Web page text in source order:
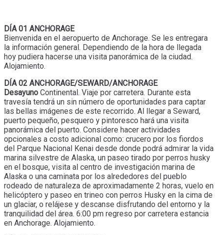
DÍA 01 ANCHORAGE
Bienvenida en el aeropuerto de Anchorage. Se les entregara
la información general. Dependiendo de la hora de llegada
hoy pudiera hacerse una visita panorámica de la ciudad.
Alojamiento.
DÍA 02 ANCHORAGE/SEWARD/ANCHORAGE
Desayuno Continental. Viaje por carretera. Durante esta
travesía tendrá un sin número de oportunidades para captar
las bellas imágenes de este recorrido. Al llegar a Seward,
puerto pequeño, pesquero y pintoresco hará una visita
panorámica del puerto. Considere hacer actividades
opcionales a costo adicional como: crucero por los fiordos
del Parque Nacional Kenai desde donde podrá admirar la vida
marina silvestre de Alaska, un paseo tirado por perros husky
en el bosque, visita al centro de investigación marina de
Alaska o una caminata por los alrededores del pueblo
rodeado de naturaleza de aproximadamente 2 horas, vuelo en
helicóptero y paseo en trineo con perros Husky en la cima de
un glaciar, o relájese y descanse disfrutando del entorno y la
tranquilidad del área. 6:00 pm regreso por carretera estancia
en Anchorage. Alojamiento.